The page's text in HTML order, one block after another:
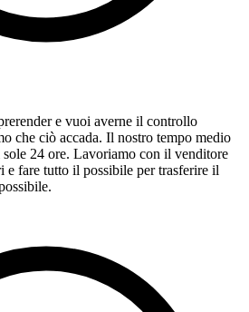
e vuoi averne il controllo
che ciò accada. Il nostro tempo medio
24 ore. Lavoriamo con il venditore
e fare tutto il possibile per trasferire il